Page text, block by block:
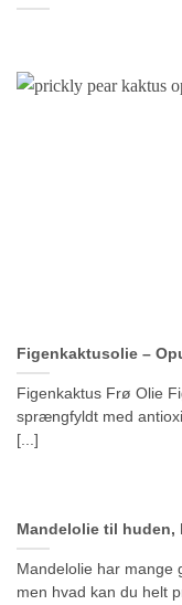
Figenkaktusolie –
Figenkaktus Frø Olie
sprængfyldt med
[...]
Mandelolie til huden,
Mandelolie har mange
men hvad kan du helt